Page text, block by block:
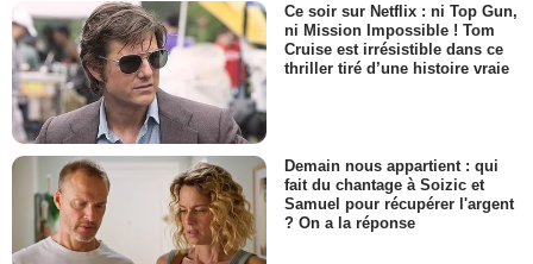
Ce soir sur Netflix : ni Top Gun,
ni Mission Impossible ! Tom
Cruise est irrésistible dans ce
thriller tiré d’une histoire vraie
Demain nous appartient : qui
fait du chantage à Soizic et
Samuel pour récupérer l'argent
? On a la réponse